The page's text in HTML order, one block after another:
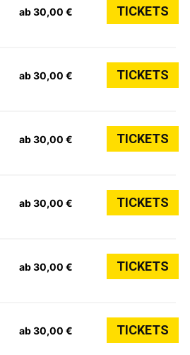
ab 30,00 € TICKETS
ab 30,00 € TICKETS
ab 30,00 € TICKETS
ab 30,00 € TICKETS
ab 30,00 € TICKETS
ab 30,00 € TICKETS